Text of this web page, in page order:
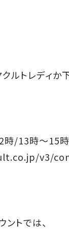
ルトレディか
/13時～15時
v3/
トでは、